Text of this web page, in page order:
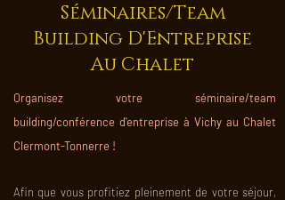
Séminaires/Team
Building D'Entreprise
Au Chalet
Organisez votre séminaire/team
building/conférence d'entreprise à Vichy au Chalet
Clermont-Tonnerre !
Afin que vous profitiez pleinement de votre séjour,